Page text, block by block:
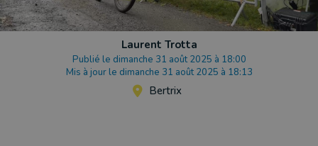
Laurent Trotta
Publié le dimanche 31 août 2025 à 18:00
Mis à jour le dimanche 31 août 2025 à 18:13
Bertrix